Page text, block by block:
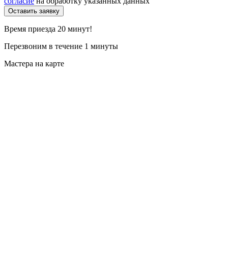
Время приезда 20 минут!
Перезвоним в течение 1 минуты
Мастера на карте